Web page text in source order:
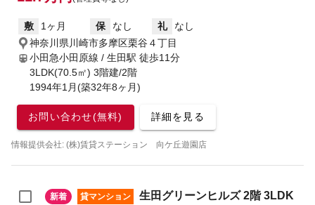
敷 1ヶ月 保 なし 礼
なし
神奈川県川崎市多摩区栗谷４丁目
小田急小田原線 / 生田駅 徒歩11分
3LDK(70.5㎡) 3階建/2階
1994年1月(築32年8ヶ月)
お問い合わせ(無料) 詳細を見る
情報提供会社: (株)賃貸ステーション 向ケ丘遊園店
新着 貸マンション 生田グリーンヒルズ 2階 3LDK